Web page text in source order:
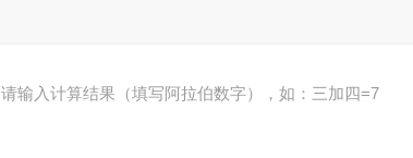
请输入计算结果（填写阿拉伯数字），如：三加四=7